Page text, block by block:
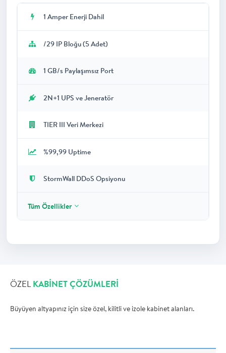
1 Amper Enerji Dahil
/29 IP Bloğu (5 Adet)
1 GB/s Paylaşımsız Port
2N+1 UPS ve Jeneratör
TIER III Veri Merkezi
%99,99 Uptime
StormWall DDoS Opsiyonu
Tüm Özellikler
ÖZEL KABINET ÇÖZÜMLERI
Büyüyen altyapınız için size özel, kilitli ve izole kabinet alanları.